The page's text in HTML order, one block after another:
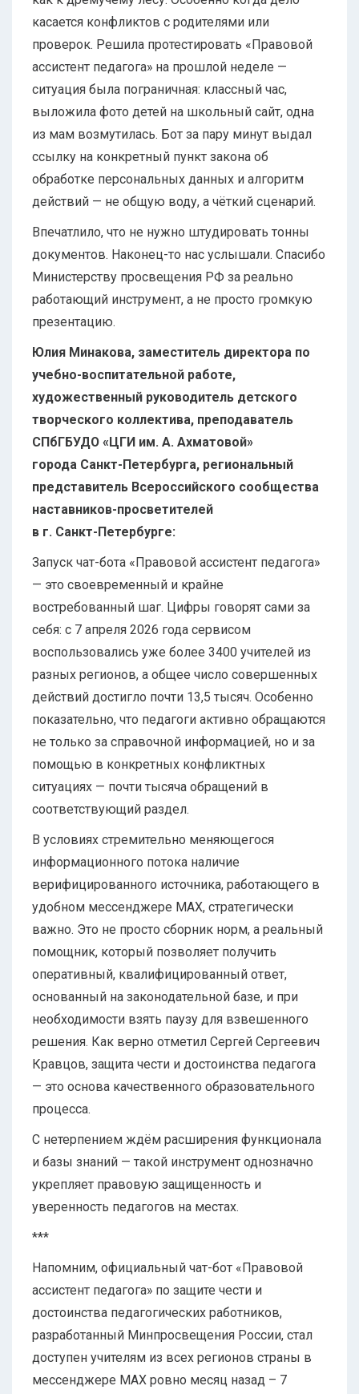
касается конфликтов с родителями или
проверок. Решила протестировать «Правовой
ассистент педагога» на прошлой неделе —
ситуация была пограничная: классный час,
выложила фото детей на школьный сайт, одна
из мам возмутилась. Бот за пару минут выдал
ссылку на конкретный пункт закона об
обработке персональных данных и алгоритм
действий — не общую воду, а чёткий сценарий.
Впечатлило, что не нужно штудировать тонны
документов. Наконец-то нас услышали. Спасибо
Министерству просвещения РФ за реально
работающий инструмент, а не просто громкую
презентацию.
Юлия Минакова, заместитель директора по
учебно-воспитательной работе,
художественный руководитель детского
творческого коллектива, преподаватель
СПбГБУДО «ЦГИ им. А. Ахматовой»
города Санкт-Петербурга, региональный
представитель Всероссийского сообщества
наставников-просветителей
в г. Санкт-Петербурге:
Запуск чат-бота «Правовой ассистент педагога»
— это своевременный и крайне
востребованный шаг. Цифры говорят сами за
себя: с 7 апреля 2026 года сервисом
воспользовались уже более 3400 учителей из
разных регионов, а общее число совершенных
действий достигло почти 13,5 тысяч. Особенно
показательно, что педагоги активно обращаются
не только за справочной информацией, но и за
помощью в конкретных конфликтных
ситуациях — почти тысяча обращений в
соответствующий раздел.
В условиях стремительно меняющегося
информационного потока наличие
верифицированного источника, работающего в
удобном мессенджере MAX, стратегически
важно. Это не просто сборник норм, а реальный
помощник, который позволяет получить
оперативный, квалифицированный ответ,
основанный на законодательной базе, и при
необходимости взять паузу для взвешенного
решения. Как верно отметил Сергей Сергеевич
Кравцов, защита чести и достоинства педагога
— это основа качественного образовательного
процесса.
С нетерпением ждём расширения функционала
и базы знаний — такой инструмент однозначно
укрепляет правовую защищенность и
уверенность педагогов на местах.
***
Напомним, официальный чат-бот «Правовой
ассистент педагога» по защите чести и
достоинства педагогических работников,
разработанный Минпросвещения России, стал
доступен учителям из всех регионов страны в
мессенджере МАХ ровно месяц назад – 7